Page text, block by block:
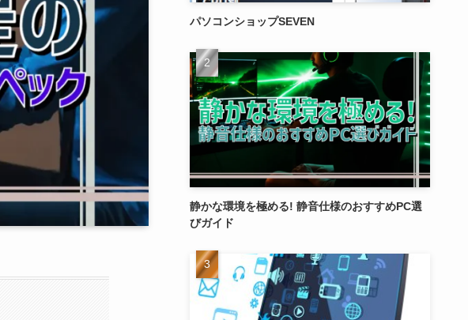
パソコンショップSEVEN
静かな環境を極める! 静音仕様のおすすめPC選
びガイド